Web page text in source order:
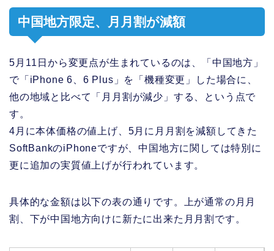
中国地方限定、月月割が減額
5月11日から変更点が生まれているのは、「中国地方」
で「iPhone 6、6 Plus」を「機種変更」した場合に、
他の地域と比べて「月月割が減少」する、という点で
す。
4月に本体価格の値上げ、5月に月月割を減額してきた
SoftBankのiPhoneですが、中国地方に関しては特別に
更に追加の実質値上げが行われています。
具体的な金額は以下の表の通りです。上が通常の月月
割、下が中国地方向けに新たに出来た月月割です。